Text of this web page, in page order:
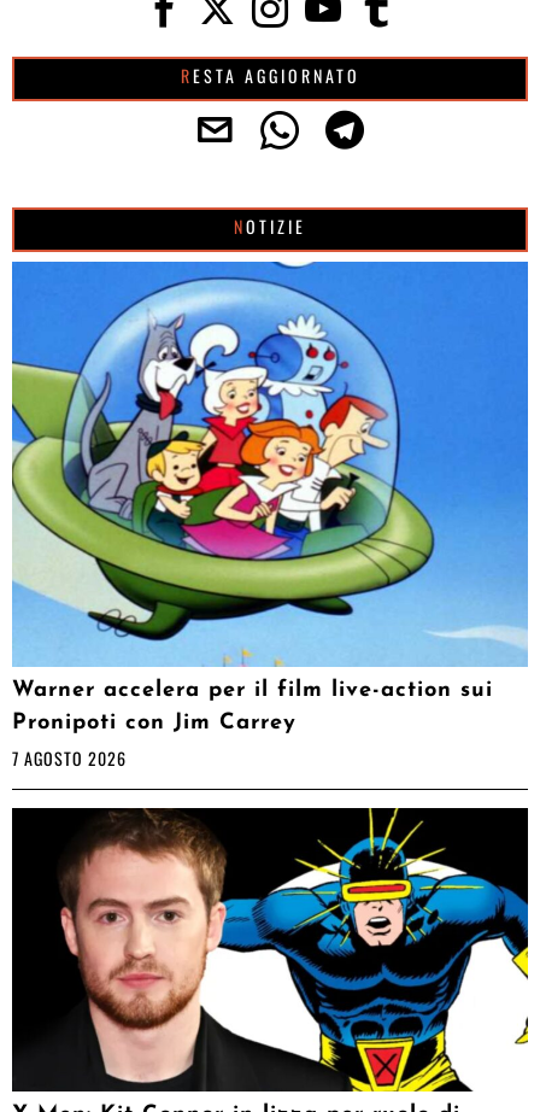
RESTA AGGIORNATO
NOTIZIE
Warner accelera per il film live-action sui
Pronipoti con Jim Carrey
7 AGOSTO 2026